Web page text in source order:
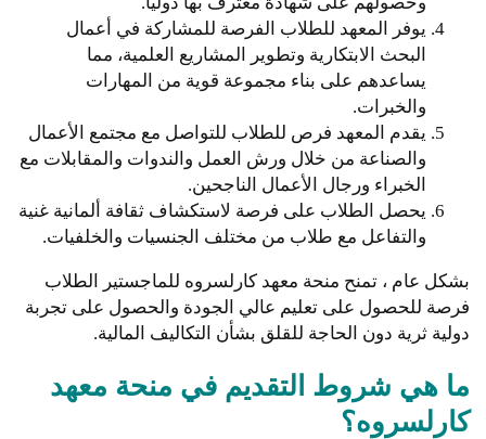
يوفر المعهد للطلاب الفرصة للمشاركة في أعمال
البحث الابتكارية وتطوير المشاريع العلمية، مما
يساعدهم على بناء مجموعة قوية من المهارات
والخبرات.
يقدم المعهد فرص للطلاب للتواصل مع مجتمع الأعمال
والصناعة من خلال ورش العمل والندوات والمقابلات مع
الخبراء ورجال الأعمال الناجحين.
يحصل الطلاب على فرصة لاستكشاف ثقافة ألمانية غنية
والتفاعل مع طلاب من مختلف الجنسيات والخلفيات.
بشكل عام ، تمنح منحة معهد كارلسروه للماجستير الطلاب
فرصة للحصول على تعليم عالي الجودة والحصول على تجربة
دولية ثرية دون الحاجة للقلق بشأن التكاليف المالية.
ما هي شروط التقديم في منحة معهد
كارلسروه؟